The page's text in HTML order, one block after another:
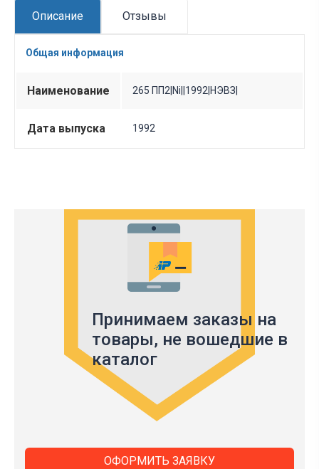
Описание Отзывы
Общая информация
Наименование 265 ПП2|Ni||1992|НЭВЗ|
Дата выпуска 1992
Принимаем заказы на
товары, не вошедшие в
каталог
ОФОРМИТЬ ЗАЯВКУ